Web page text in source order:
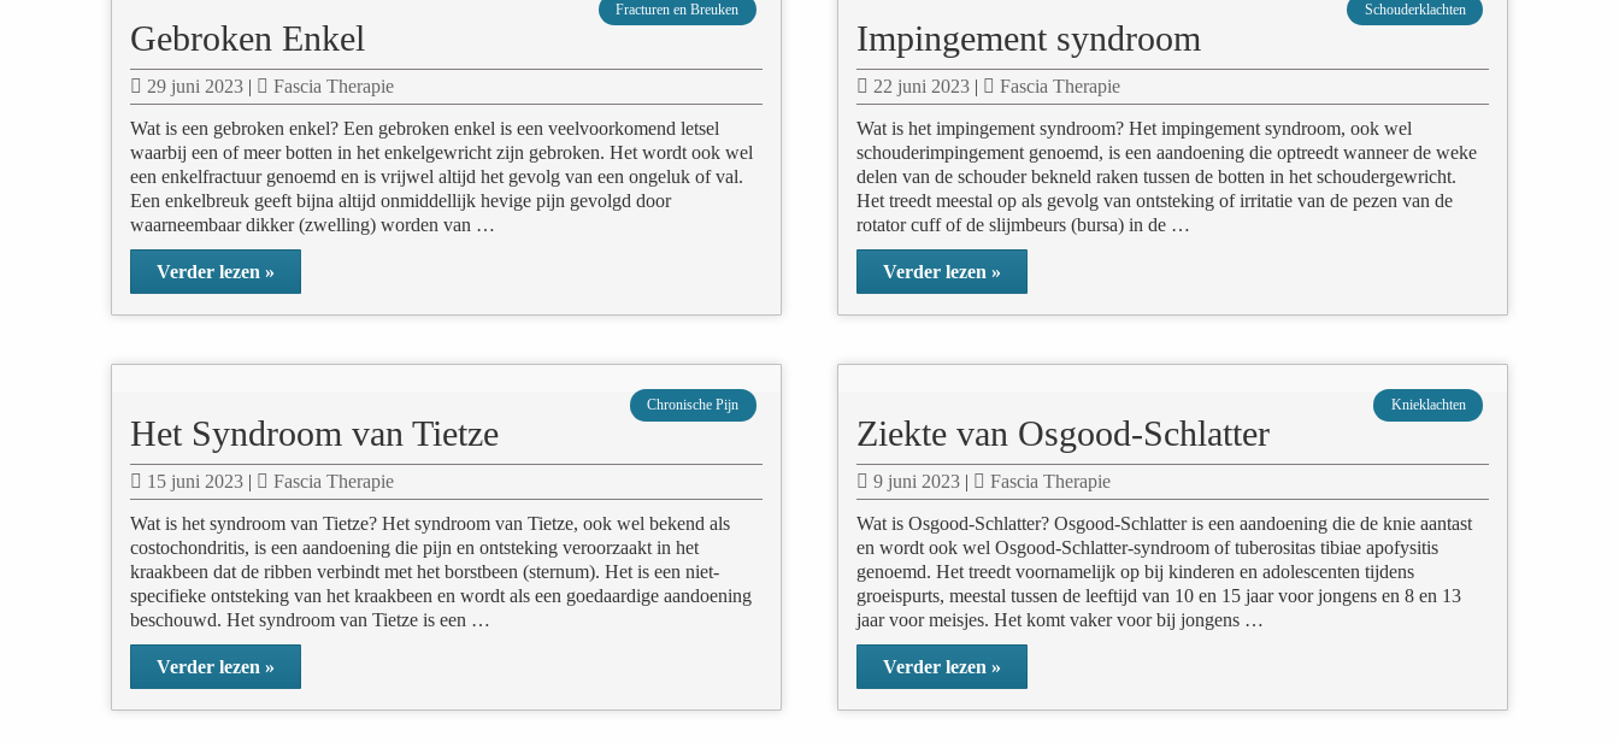
Fracturen en Breuken
Gebroken Enkel
29 juni 2023 | Fascia Therapie
Wat is een gebroken enkel? Een gebroken enkel is een veelvoorkomend letsel
waarbij een of meer botten in het enkelgewricht zijn gebroken. Het wordt ook wel
een enkelfractuur genoemd en is vrijwel altijd het gevolg van een ongeluk of val.
Een enkelbreuk geeft bijna altijd onmiddellijk hevige pijn gevolgd door
waarneembaar dikker (zwelling) worden van …
Verder lezen »
Schouderklachten
Impingement syndroom
22 juni 2023 | Fascia Therapie
Wat is het impingement syndroom? Het impingement syndroom, ook wel
schouderimpingement genoemd, is een aandoening die optreedt wanneer de weke
delen van de schouder bekneld raken tussen de botten in het schoudergewricht.
Het treedt meestal op als gevolg van ontsteking of irritatie van de pezen van de
rotator cuff of de slijmbeurs (bursa) in de …
Verder lezen »
Chronische Pijn
Het Syndroom van Tietze
15 juni 2023 | Fascia Therapie
Wat is het syndroom van Tietze? Het syndroom van Tietze, ook wel bekend als
costochondritis, is een aandoening die pijn en ontsteking veroorzaakt in het
kraakbeen dat de ribben verbindt met het borstbeen (sternum). Het is een niet-
specifieke ontsteking van het kraakbeen en wordt als een goedaardige aandoening
beschouwd. Het syndroom van Tietze is een …
Verder lezen »
Knieklachten
Ziekte van Osgood-Schlatter
9 juni 2023 | Fascia Therapie
Wat is Osgood-Schlatter? Osgood-Schlatter is een aandoening die de knie aantast
en wordt ook wel Osgood-Schlatter-syndroom of tuberositas tibiae apofysitis
genoemd. Het treedt voornamelijk op bij kinderen en adolescenten tijdens
groeispurts, meestal tussen de leeftijd van 10 en 15 jaar voor jongens en 8 en 13
jaar voor meisjes. Het komt vaker voor bij jongens …
Verder lezen »